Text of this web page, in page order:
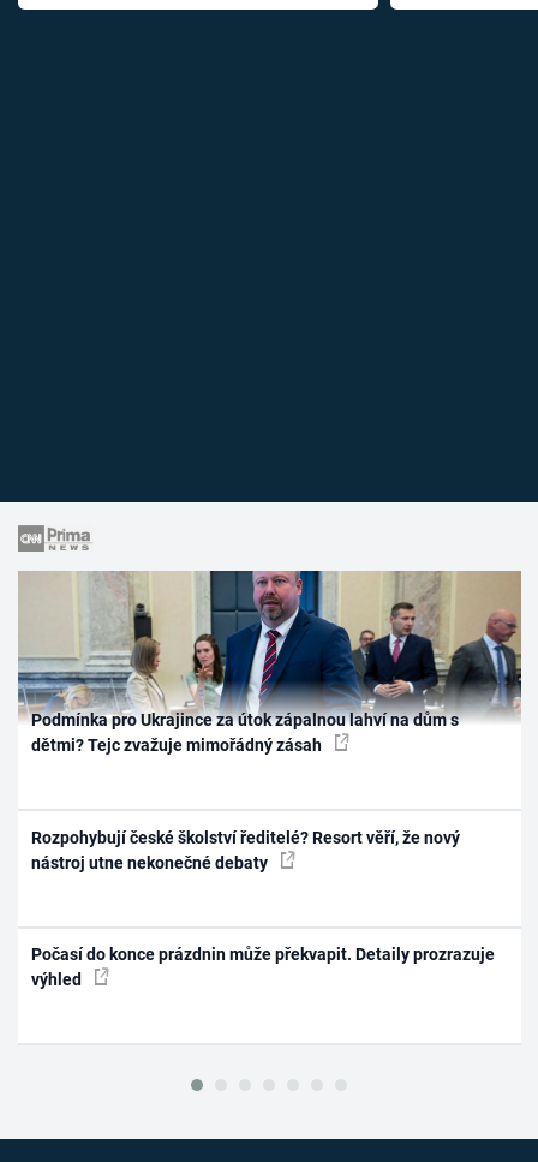
Podmínka pro Ukrajince za útok zápalnou lahví na dům s
dětmi? Tejc zvažuje mimořádný zásah
Rozpohybují české školství ředitelé? Resort věří, že nový
nástroj utne nekonečné debaty
Počasí do konce prázdnin může překvapit. Detaily prozrazuje
výhled